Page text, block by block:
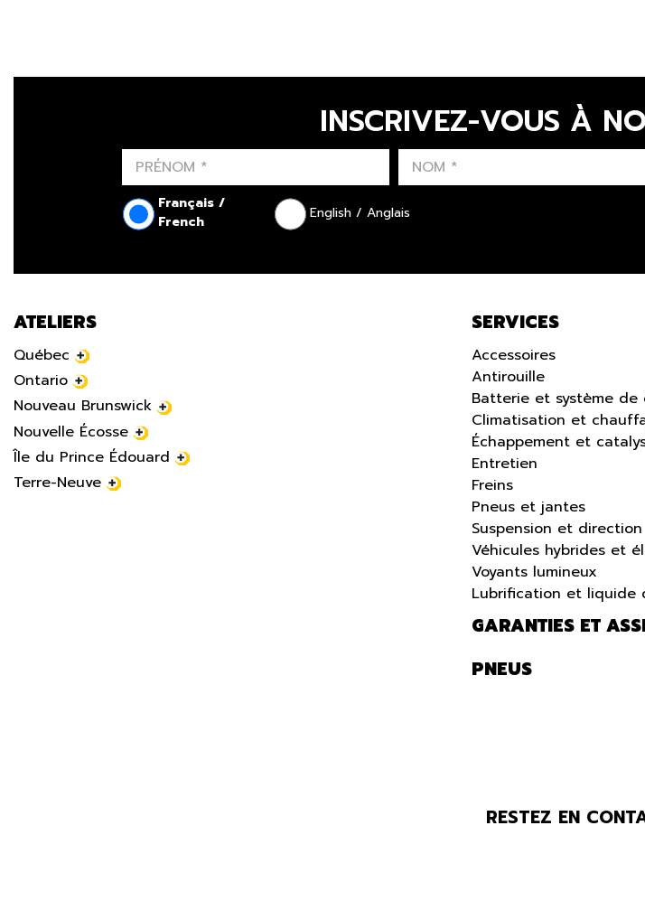
INSCRIVEZ-VOUS À
Français /
French
English / Anglais
ATELIERS
Québec
Ontario
Nouveau Brunswick
Nouvelle Écosse
Île du Prince Édouard
Terre-Neuve
SERVICES
Accessoires
Antirouille
Batterie et système de
Climatisation et
Échappement et
Entretien
Freins
Pneus et jantes
Suspension et direction
Véhicules hybrides et
Voyants lumineux
Lubrification et liquide
GARANTIES ET
PNEUS
RESTEZ EN